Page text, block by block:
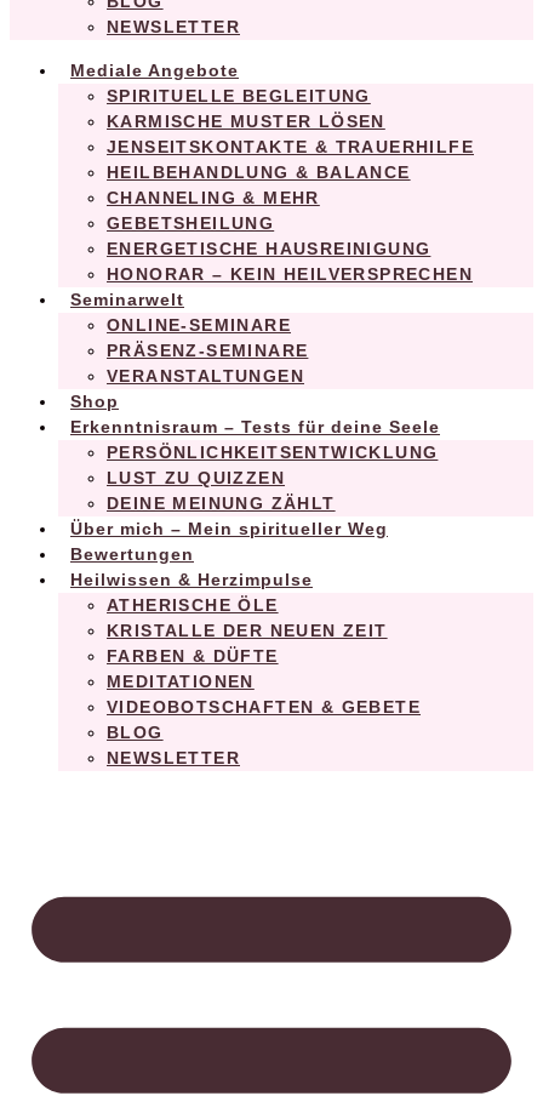
NEWSLETTER
Mediale Angebote
SPIRITUELLE BEGLEITUNG
KARMISCHE MUSTER LÖSEN
JENSEITSKONTAKTE & TRAUERHILFE
HEILBEHANDLUNG & BALANCE
CHANNELING & MEHR
GEBETSHEILUNG
ENERGETISCHE HAUSREINIGUNG
HONORAR – KEIN HEILVERSPRECHEN
Seminarwelt
ONLINE-SEMINARE
PRÄSENZ-SEMINARE
VERANSTALTUNGEN
Shop
Erkenntnisraum – Tests für deine Seele
PERSÖNLICHKEITSENTWICKLUNG
LUST ZU QUIZZEN
DEINE MEINUNG ZÄHLT
Über mich – Mein spiritueller Weg
Bewertungen
Heilwissen & Herzimpulse
ATHERISCHE ÖLE
KRISTALLE DER NEUEN ZEIT
FARBEN & DÜFTE
MEDITATIONEN
VIDEOBOTSCHAFTEN & GEBETE
BLOG
NEWSLETTER